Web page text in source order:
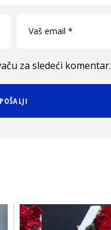
za sledeći komentar.